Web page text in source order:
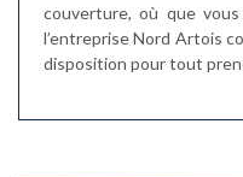
couverture, où que vous
l’entreprise Nord Artois
disposition pour tout